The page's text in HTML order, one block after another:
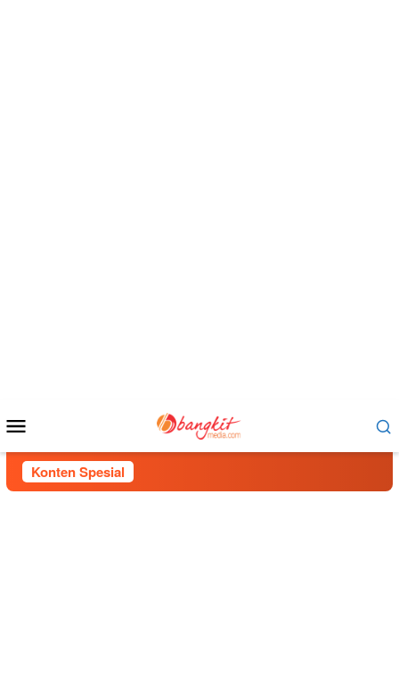
Mobile
Konten Spesial